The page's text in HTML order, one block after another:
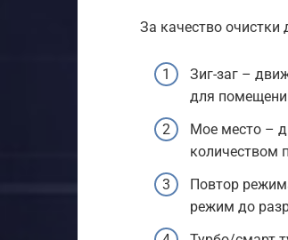
За качество
Зиг-заг –
для
Мое место –
количеством
Повтор
режим до